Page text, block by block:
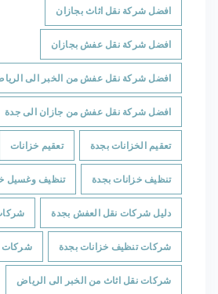
افضل شركة نقل اثاث بجازان
افضل شركة نقل عفش بجازان
افضل شركة نقل عفش من الخبر الى
افضل شركة نقل عفش من جازان الى جدة
تعقيم الخزانات بجدة تعقيم خزانات
تنظيف خزانات بجدة تنظيف وغسيل
دليل شركات نقل العفش بجدة
شركات تنظيف خزانات بجدة شركات
شركات نقل اثاث من الخبر الى الرياض